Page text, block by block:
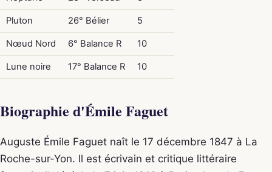
Pluton 26° Bélier 5
Nœud Nord 6° Balance R 10
Lune noire 17° Balance R 10
Biographie d'Émile Faguet
Auguste Émile Faguet naît le 17 décembre 1847 à La
Roche-sur-Yon. Il est écrivain et critique littéraire